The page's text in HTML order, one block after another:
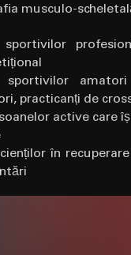
musculo-scheletal
amatori
practicanți de
active care
în recuperare